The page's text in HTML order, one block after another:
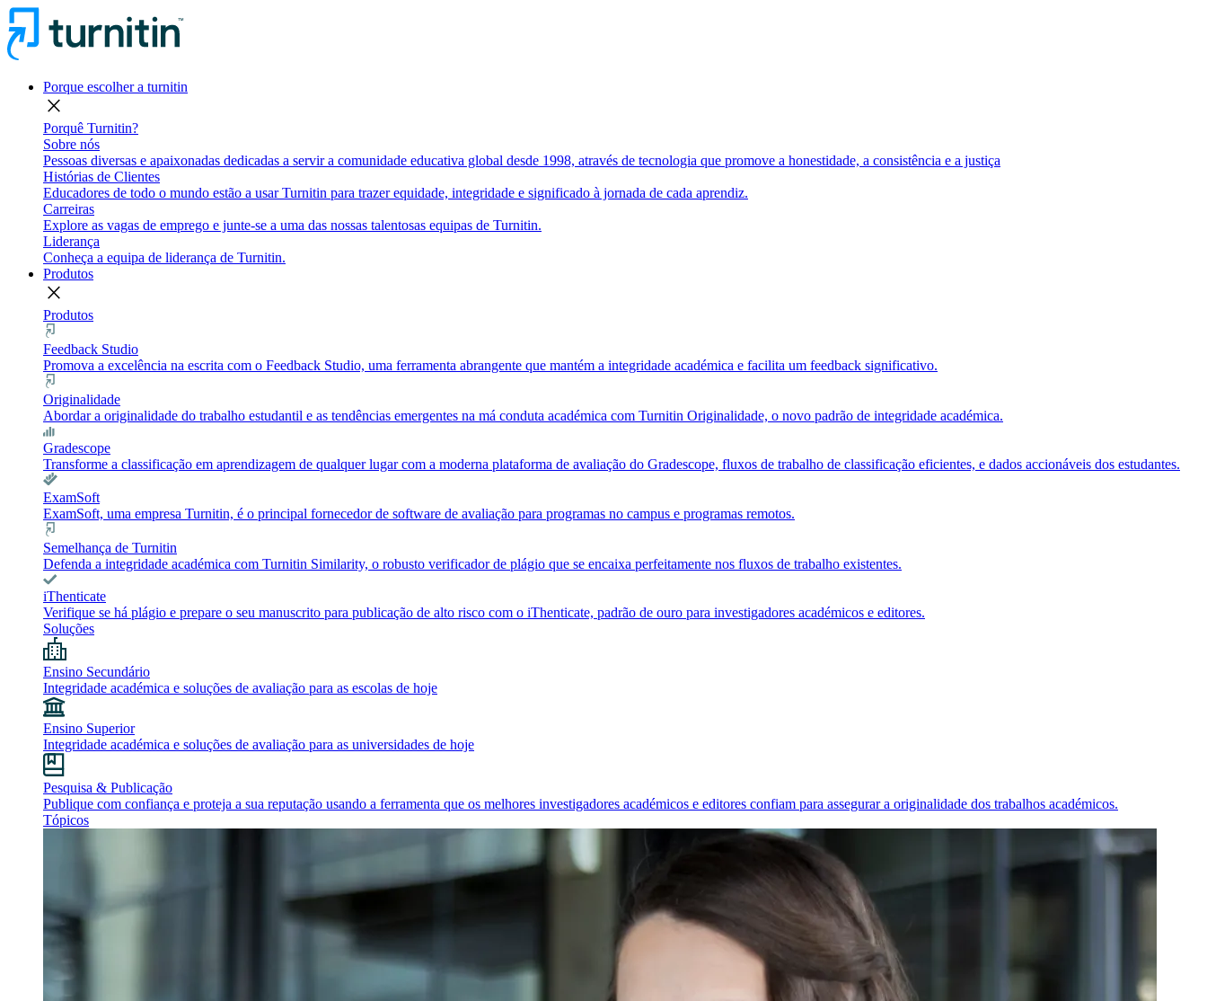
Porque escolher a turnitin
close
Porquê Turnitin?
Sobre nós
Pessoas diversas e apaixonadas dedicadas a servir a comunidade educativa global desde 1998, através de tecnologia que promove a honestidade, a consistência e a justiça
Histórias de Clientes
Educadores de todo o mundo estão a usar Turnitin para trazer equidade, integridade e significado à jornada de cada aprendiz.
Carreiras
Explore as vagas de emprego e junte-se a uma das nossas talentosas equipas de Turnitin.
Liderança
Conheça a equipa de liderança de Turnitin.
Produtos
close
Produtos
Feedback Studio
Promova a excelência na escrita com o Feedback Studio, uma ferramenta abrangente que mantém a integridade académica e facilita um feedback significativo.
Originalidade
Abordar a originalidade do trabalho estudantil e as tendências emergentes na má conduta académica com Turnitin Originalidade, o novo padrão de integridade académica.
Gradescope
Transforme a classificação em aprendizagem de qualquer lugar com a moderna plataforma de avaliação do Gradescope, fluxos de trabalho de classificação eficientes, e dados accionáveis dos estudantes.
ExamSoft
ExamSoft, uma empresa Turnitin, é o principal fornecedor de software de avaliação para programas no campus e programas remotos.
Semelhança de Turnitin
Defenda a integridade académica com Turnitin Similarity, o robusto verificador de plágio que se encaixa perfeitamente nos fluxos de trabalho existentes.
iThenticate
Verifique se há plágio e prepare o seu manuscrito para publicação de alto risco com o iThenticate, padrão de ouro para investigadores académicos e editores.
Soluções
Ensino Secundário
Integridade académica e soluções de avaliação para as escolas de hoje
Ensino Superior
Integridade académica e soluções de avaliação para as universidades de hoje
Pesquisa & Publicação
Publique com confiança e proteja a sua reputação usando a ferramenta que os melhores investigadores académicos e editores confiam para assegurar a originalidade dos trabalhos académicos.
Tópicos